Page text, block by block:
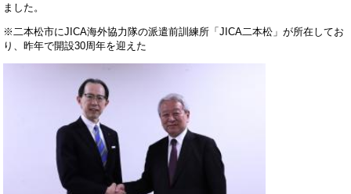
ました。
※二本松市にJICA海外協力隊の派遣前訓練所「JICA二本松」が所在してお
り、昨年で開設30周年を迎えた